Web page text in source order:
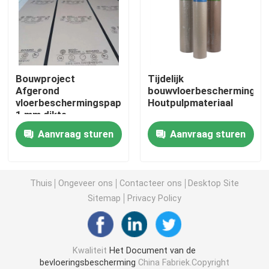
Het Document van de bouwvloerbedekking
Het Document van de kartondruk
Waterdichte Bevloeringsbladen
Tijdelijke Beschermende Vloerbedekking
Zwart kartondocument
In te ademen Plakband
Inpakkend Broodjesdocument
Bouwproject
Afgerond
vloerbeschermingspapier
1 mm dikte
Recycleerbaar
Aanvraag sturen
Tijdelijk
Houtpulpmateriaal
Aanvraag sturen
Thuis Ongeveer ons Contacteer ons
Desktop Site
Sitemap
Privacy Policy
Kwaliteit Het Document van de
bevloeringsbescherming China Fabriek.Copyright